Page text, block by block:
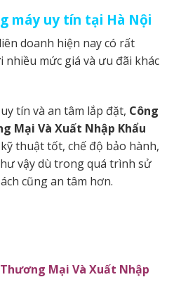
máy uy tín tại Hà Nội
doanh hiện nay có rất
nhiều mức giá và ưu đãi khác
tín và an tâm lắp đặt, Công
Mại Và Xuất Nhập Khẩu
thuật tốt, chế độ bảo hành,
vậy dù trong quá trình sử
cũng an tâm hơn.
Mại Và Xuất Nhập